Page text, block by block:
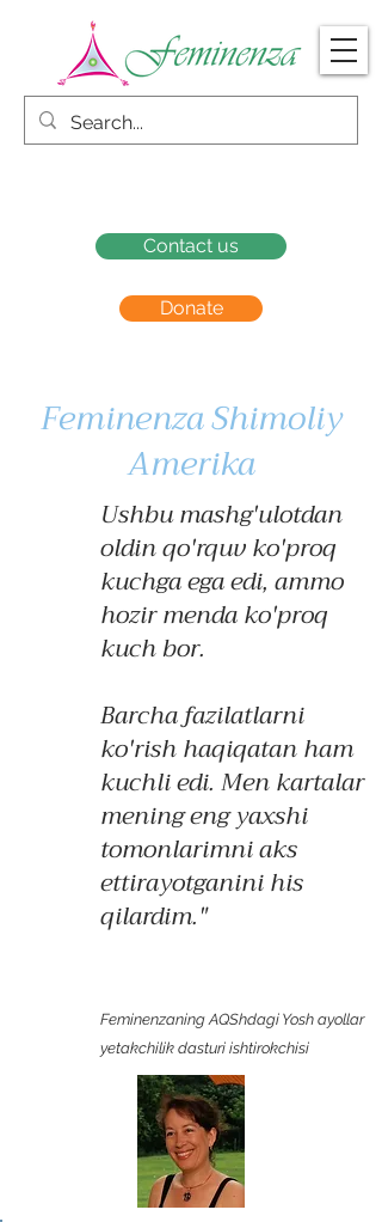
Donate
Contact us
Feminenza Shimoliy
Amerika
Ushbu mashg'ulotdan
oldin qo'rquv ko'proq
kuchga ega edi, ammo
hozir menda ko'proq
kuch bor.
Barcha fazilatlarni
ko'rish haqiqatan ham
kuchli edi. Men kartalar
mening eng yaxshi
tomonlarimni aks
ettirayotganini his
qilardim."
Feminenzaning AQShdagi Yosh ayollar
yetakchilik dasturi ishtirokchisi